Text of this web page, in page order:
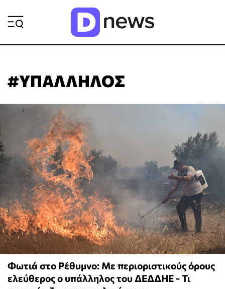
#ΥΠΑΛΛΗΛΟΣ
Φωτιά στο Ρέθυμνο: Με περιοριστικούς όρους
ελεύθερος ο υπάλληλος του ΔΕΔΔΗΕ - Τι